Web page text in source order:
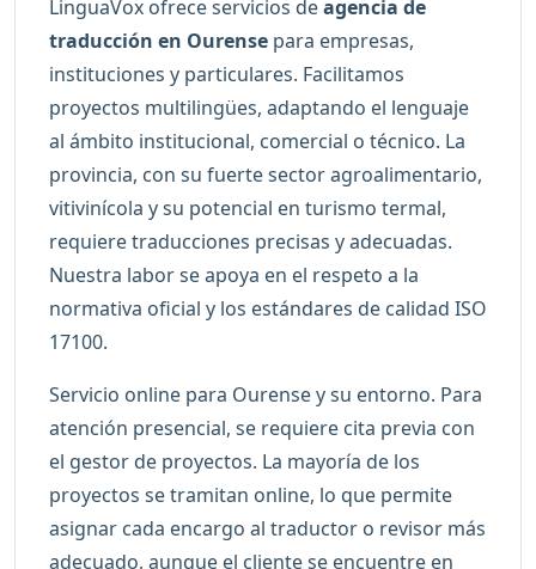
LinguaVox ofrece servicios deagencia de
traducción en Ourense para empresas,
instituciones y particulares. Facilitamos
proyectos multilingües, adaptando el lenguaje
al ámbito institucional, comercial o técnico. La
provincia, con su fuerte sector agroalimentario,
vitivinícola y su potencial en turismo termal,
requiere traducciones precisas y adecuadas.
Nuestra labor se apoya en el respeto a la
normativa oficial y los estándares de calidad ISO
17100.
Servicio online para Ourense y su entorno. Para
atención presencial, se requiere cita previa con
el gestor de proyectos. La mayoría de los
proyectos se tramitan online, lo que permite
asignar cada encargo al traductor o revisor más
adecuado, aunque el cliente se encuentre en